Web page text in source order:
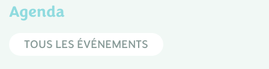
Agenda
TOUS LES ÉVÉNEMENTS